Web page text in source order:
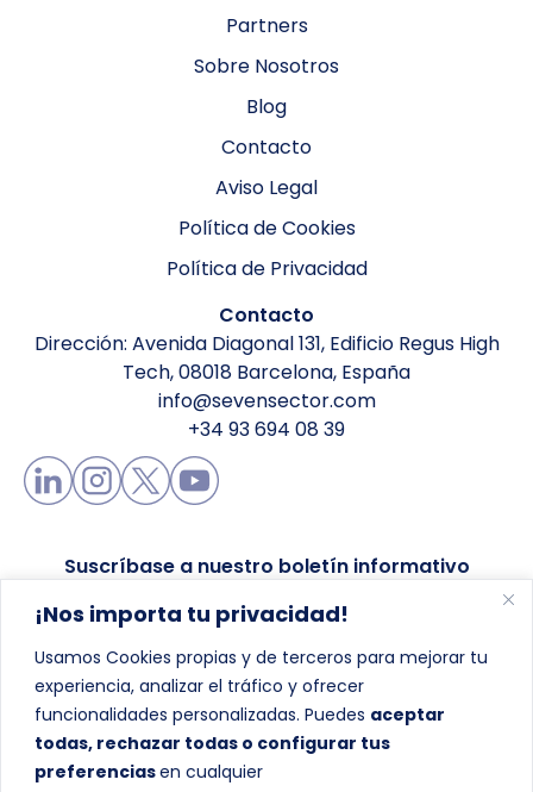
¡Nos importa tu privacidad!
Usamos Cookies propias y de terceros para mejorar tu
experiencia, analizar el tráfico y ofrecer
funcionalidades personalizadas. Puedes aceptar
todas, rechazar todas o configurar tus
preferenciasen cualquier
Partners
Sobre Nosotros
Blog
Contacto
Aviso Legal
Política de Cookies
Política de Privacidad
Contacto
Dirección: Avenida Diagonal 131, Edificio Regus High
Tech, 08018 Barcelona, España
info@sevensector.com
+34 93 694 08 39
Suscríbase a nuestro boletín informativo
Enviar